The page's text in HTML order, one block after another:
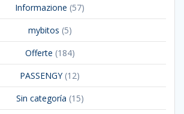
Informazione (57)
mybitos (5)
Offerte (184)
PASSENGY(12)
Sin categoría (15)